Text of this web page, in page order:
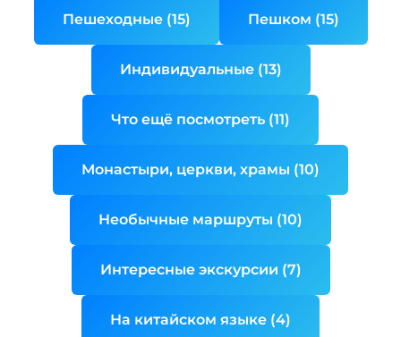
Пешеходные (15) Пешком (15)
Индивидуальные (13)
Что ещё посмотреть (11)
Монастыри, церкви, храмы (10)
Необычные маршруты (10)
Интересные экскурсии (7)
На китайском языке (4)